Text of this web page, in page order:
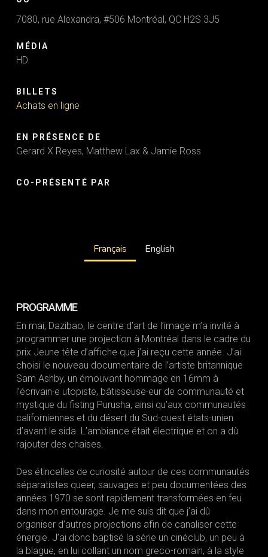
7080, rue Alexandra, #506 Montréal, QC H2S 3J5
MÉDIA
HD
BILLETS
Achats en ligne
EN PRÉSENCE DE
Gerard X Reyes, Matthew Lax & Jamie Ross
CO-PRÉSENTÉ PAR
Français English
PROGRAMME
En mai, Dazibao, le centre d’art de l’image m’a invité à
programmer une projection à Montréal dans le cadre du
prix Jeune tête d’affiche que j’ai reçu cette année. J’ai
choisi le nouveau documentaire de l’artiste britannique
Sam Ashby, un émouvant hommage en 16mm à
l’écrivain·e utopiste, bâtisseuse·eur de communauté et
mystique du fisting Purusha, ainsi qu’aux communautés
californiennes et du désert du Sud-ouest états-unien
d’avant le sida. L’ambiance était électrique et on a dû
rajouter des chaises.
Des étincelles de curiosité autour de ces communautés
séparatistes queer, sauvages et peu documentées des
années 1970 se sont rapidement transformées en feu
dans mon entourage. Je me suis dit que j’ai dû
organiser d’autres projections afin de canaliser cette
énergie. J’ai donc baptisé la série un cinéclub, un peu à
la blague, en lui collant un nom greco-romain, à la style